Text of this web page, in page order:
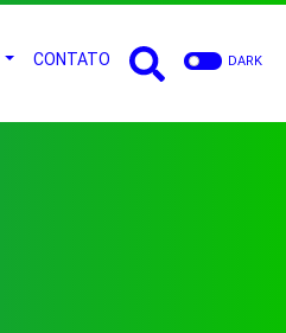
CONTATO DARK